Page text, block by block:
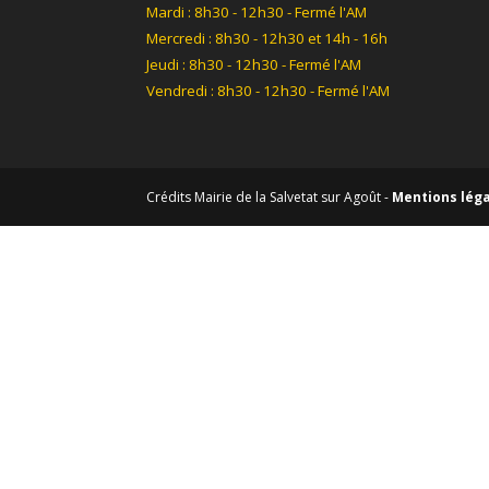
Mardi : 8h30 - 12h30 - Fermé l'AM
Mercredi : 8h30 - 12h30 et 14h - 16h
Jeudi : 8h30 - 12h30 - Fermé l'AM
Vendredi : 8h30 - 12h30 - Fermé l'AM
Crédits Mairie de la Salvetat sur Agoût - Mentions